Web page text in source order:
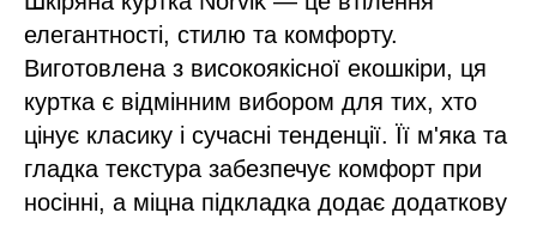
елегантності, стилю та комфорту.
Виготовлена з високоякісної екошкіри, ця
куртка є відмінним вибором для тих, хто
цінує класику і сучасні тенденції. Її м'яка та
гладка текстура забезпечує комфорт при
носінні, а міцна підкладка додає додаткову